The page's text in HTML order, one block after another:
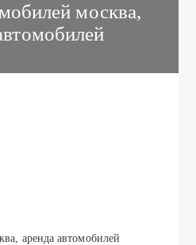
москва,
аренда автомобилей